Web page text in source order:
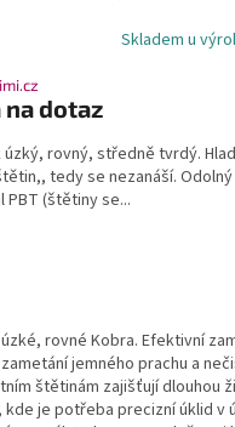
Skladem u
na dotaz
úzký, rovný, středně tvrdý.
tedy se nezanáší. Odolný
PBT (štětiny se...
rovné Kobra. Efektivní
jemného prachu a
štětinám zajišťují dlouhou
je potřeba precizní úklid v